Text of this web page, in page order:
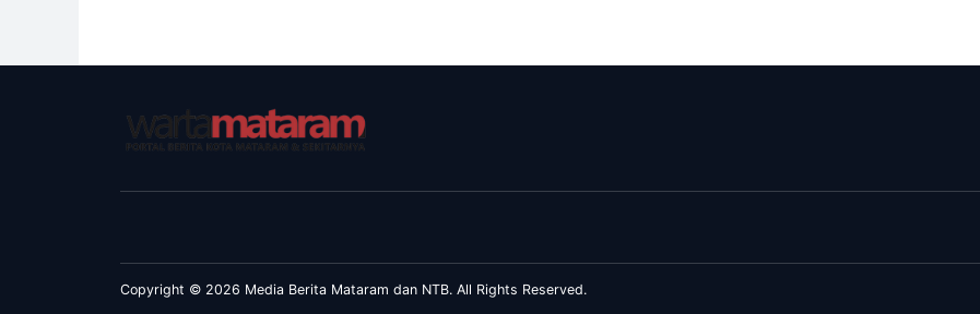
Copyright © 2026 Media Berita Mataram dan NTB. All Rights Reserved.